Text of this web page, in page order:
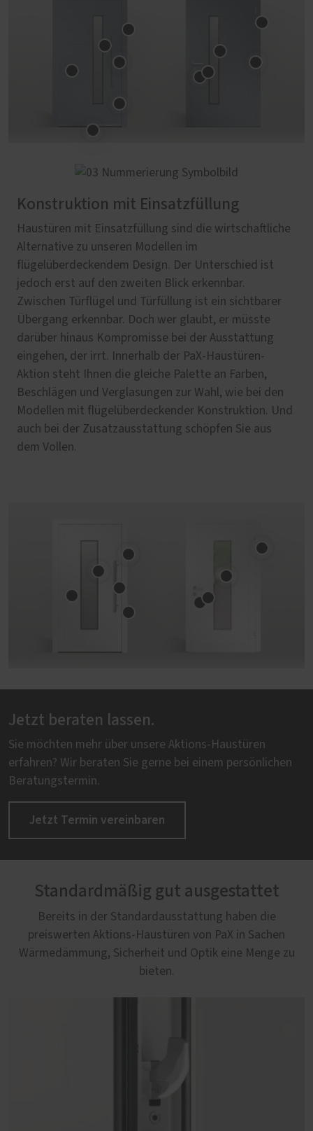
Konstruktion mit Einsatzfüllung
Haustüren mit Einsatzfüllung sind die wirtschaftliche
Alternative zu unseren Modellen im
flügelüberdeckendem Design. Der Unterschied ist
jedoch erst auf den zweiten Blick erkennbar.
Zwischen Türflügel und Türfüllung ist ein sichtbarer
Übergang erkennbar. Doch wer glaubt, er müsste
darüber hinaus Kompromisse bei der Ausstattung
eingehen, der irrt. Innerhalb der PaX-Haustüren-
Aktion steht Ihnen die gleiche Palette an Farben,
Beschlägen und Verglasungen zur Wahl, wie bei den
Modellen mit flügelüberdeckender Konstruktion. Und
auch bei der Zusatzausstattung schöpfen Sie aus
dem Vollen.
Jetzt beraten lassen.
Sie möchten mehr über unsere Aktions-Haustüren
erfahren? Wir beraten Sie gerne bei einem persönlichen
Beratungstermin.
Jetzt Termin vereinbaren
Standardmäßig gut ausgestattet
Bereits in der Standardausstattung haben die
preiswerten Aktions-Haustüren von PaX in Sachen
Wärmedämmung, Sicherheit und Optik eine Menge zu
bieten.